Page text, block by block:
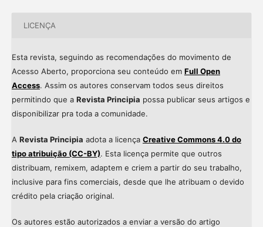
LICENÇA
Esta revista, seguindo as recomendações do movimento de
Acesso Aberto, proporciona seu conteúdo em Full Open
Access. Assim os autores conservam todos seus direitos
permitindo que a Revista Principia possa publicar seus artigos e
disponibilizar pra toda a comunidade.
A Revista Principia adota a licença Creative Commons 4.0 do
tipo atribuição (CC-BY). Esta licença permite que outros
distribuam, remixem, adaptem e criem a partir do seu trabalho,
inclusive para fins comerciais, desde que lhe atribuam o devido
crédito pela criação original.
Os autores estão autorizados a enviar a versão do artigo